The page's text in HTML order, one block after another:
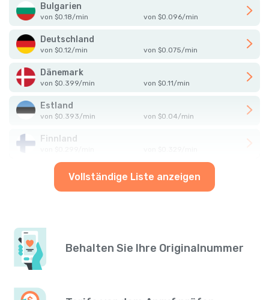
Bulgarien
von $0.18/min von $0.096/min
Deutschland
von $0.12/min von $0.075/min
Dänemark
von $0.399/min von $0.11/min
Estland
von $0.393/min von $0.04/min
Finnland
Vollständige Liste anzeigen
Behalten Sie Ihre Originalnummer